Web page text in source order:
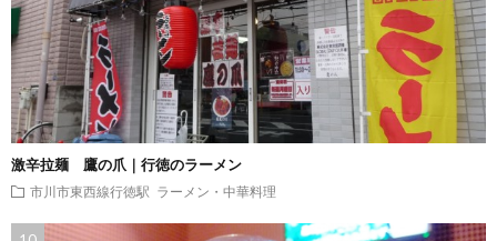
激辛拉麺 鷹の爪｜行徳のラーメン
市川市東西線行徳駅 ラーメン・中華料理